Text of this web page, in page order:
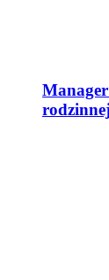
rodzinnej